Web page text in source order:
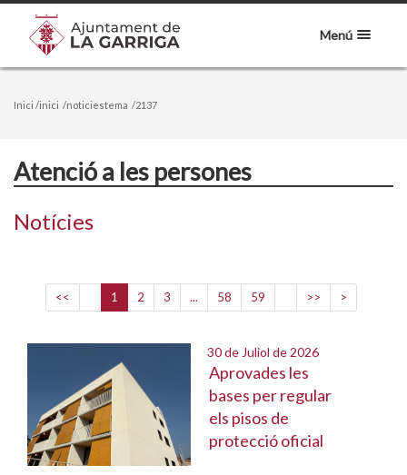
Menú
Inici /inici /noticiestema /2137
Atenció a les persones
Notícies
<< 1 2 3 ... 58 59 >> >
30 de Juliol de 2026
Aprovades les
bases per regular
els pisos de
protecció oficial